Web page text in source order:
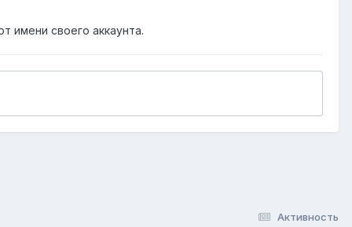
имени своего аккаунта.
Активность